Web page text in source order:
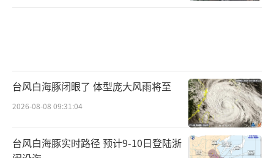
台风白海豚闭眼了 体型庞大风雨将至
2026-08-08 09:31:04
台风白海豚实时路径 预计9-10日登陆浙